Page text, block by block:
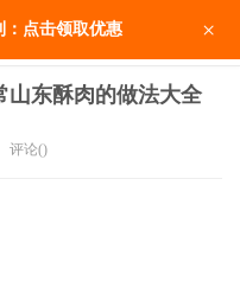
山东酥肉的做法大全
评论()
：点击领取优惠 ×